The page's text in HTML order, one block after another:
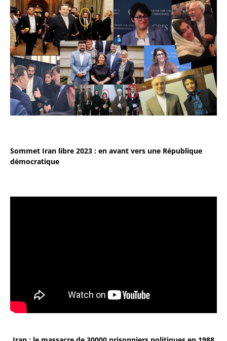
Sommet Iran libre 2023 : en avant vers une République
démocratique